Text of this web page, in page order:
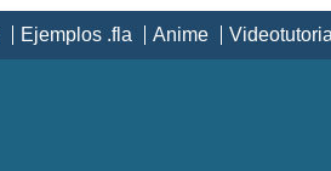
Ejemplos .fla Anime